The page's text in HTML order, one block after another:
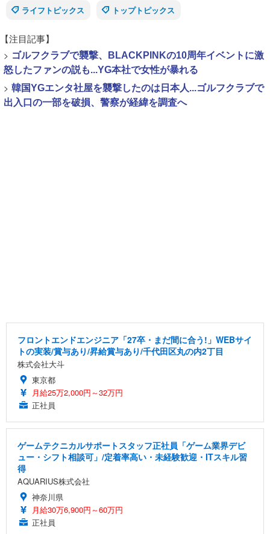
ライフトピックス
トップトピックス
【注目記事】
> ゴルフクラブで襲撃、BLACKPINKの10周年イベントに激
怒したファンの説も...YG本社で女性が暴れる
> 韓国YGエンタ社屋を襲撃したのは日本人...ゴルフクラブで
出入口の一部を破損、警察が経緯を調査へ
フロントエンドエンジニア「27卒・まだ間に合う!」WEBサイ
トの実装/賞与あり/昇給賞与あり/千代田区丸の内2丁目
株式会社大斗
東京都
月給25万2,000円～32万円
正社員
ゲームテクニカルサポートスタッフ正社員「ゲーム業界デビ
ュー・シフト相談可」/定着率高い・未経験歓迎・ITスキル習
得
AQUARIUS株式会社
神奈川県
月給30万6,900円～60万円
正社員